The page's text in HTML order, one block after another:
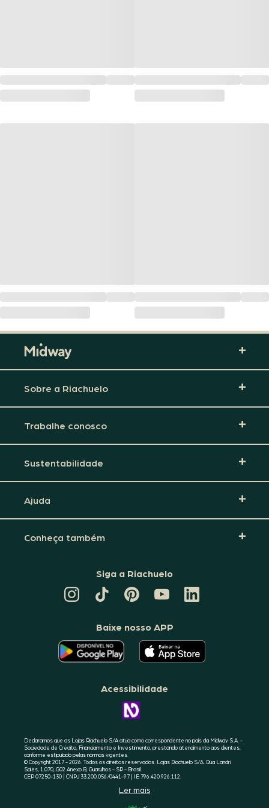
Sobre a Riachuelo
Trabalhe conosco
Sustentabilidade
Ajuda
Conheça também
Siga a Riachuelo
TIKTOK
DA
PINTEREST
DA
CANAL
DA
RIACHUELO
LINKEDIN
DA
Baixe nosso APP
O
APLICATIVO
DA
RIACHUELO
GOOGLE
O
APLICATIVO
DA
RIACHUELO
Acessibilidade
CONHEÇA
A
Declaramos que as Lojas Riachuelo S/A atua como correspondente no país da Midway S.A. -
Sociedade de Crédito, Financiamento e Investimento, prestando atendimento aos clientes,
conforme estipulado pelas normas vigentes.
© Copyright 2017 - 2026. Todos os direitos reservados. Lojas Riachuelo S/A. Rua Landri
Sales, 1.070, G02 Anexo B, Guarulhos - SP - Brasil.
CEP 07250-130 | CNPJ 33.200.056/0441-97 | IE 796.420.926.112.
Ler mais